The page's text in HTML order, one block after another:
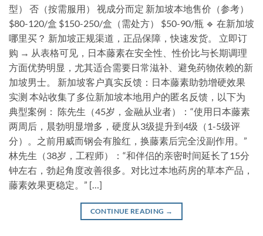
型） 否（按需服用） 视成分而定 新加坡本地售价（参考）
$80-120/盒 $150-250/盒（需处方） $50-90/瓶 🔹 在新加坡
哪里买？ 新加坡正规渠道，正品保障，快速发货。 立即订
购 → 从表格可见，日本藤素在安全性、性价比与长期调理
方面优势明显，尤其适合需要日常滋补、避免药物依赖的新
加坡男士。 新加坡客户真实反馈：日本藤素助勃增硬效果
实测 本站收集了多位新加坡本地用户的匿名反馈，以下为
典型案例： 陈先生（45岁，金融从业者）：“使用日本藤素
两周后，晨勃明显增多，硬度从3级提升到4级（1-5级评
分）。之前用威而钢会有脸红，换藤素后完全没副作用。”
林先生（38岁，工程师）：“和伴侣的亲密时间延长了15分
钟左右，勃起角度改善很多。对比过本地药房的草本产品，
藤素效果更稳定。” […]
CONTINUE READING →